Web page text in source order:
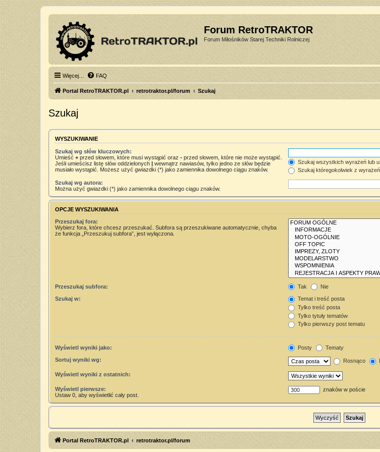
Forum RetroTRAKTOR
Forum Miłośników Starej Techniki Rolniczej
Więcej… FAQ
Portal RetroTRAKTOR.pl retrotraktor.pl/forum Szukaj
Szukaj
WYSZUKIWANIE
Szukaj wg słów kluczowych:
Umieść + przed słowem, które musi wystąpić oraz - przed słowem, które nie może wystąpić.
Jeśli umieścisz listę słów oddzielonych | wewnątrz nawiasów, tylko jedno ze słów będzie
musiało wystąpić. Możesz użyć gwiazdki (*) jako zamiennika dowolnego ciągu znaków.
Szukaj wszystkich wyrażeń lub
Szukaj któregokolwiek z wyrażeń
Szukaj wg autora:
Można użyć gwiazdki (*) jako zamiennika dowolnego ciągu znaków.
OPCJE WYSZUKIWANIA
Przeszukaj fora:
Wybierz fora, które chcesz przeszukać. Subfora są przeszukiwane automatycznie, chyba
że funkcja „Przeszukuj subfora”, jest wyłączona.
Przeszukaj subfora: Tak Nie
Szukaj w:
Temat i treść posta
Tylko treść posta
Tylko tytuły tematów
Tylko pierwszy post tematu
Wyświetl wyniki jako: Posty Tematy
Sortuj wyniki wg: Rosnąco
Wyświetl wyniki z ostatnich:
Wyświetl pierwsze:
Ustaw 0, aby wyświetlić cały post.
znaków w poście
Portal RetroTRAKTOR.pl retrotraktor.pl/forum